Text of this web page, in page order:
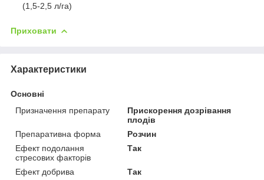
(1,5-2,5 л/га)
Приховати
Характеристики
Основні
Призначення препарату
Прискорення дозрівання
плодів
Препаративна форма
Розчин
Ефект подолання
стресових факторів
Так
Ефект добрива
Так